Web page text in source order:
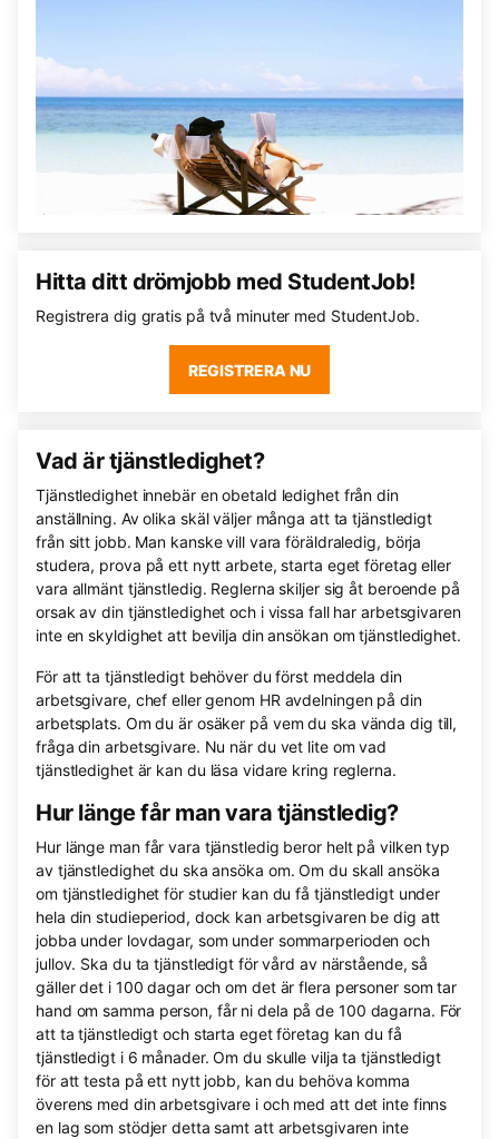
Hitta ditt drömjobb med StudentJob!
Registrera dig gratis på två minuter med StudentJob.
REGISTRERA NU
Vad är tjänstledighet?
Tjänstledighet innebär en obetald ledighet från din
anställning. Av olika skäl väljer många att ta tjänstledigt
från sitt jobb. Man kanske vill vara föräldraledig, börja
studera, prova på ett nytt arbete, starta eget företag eller
vara allmänt tjänstledig. Reglerna skiljer sig åt beroende på
orsak av din tjänstledighet och i vissa fall har arbetsgivaren
inte en skyldighet att bevilja din ansökan om tjänstledighet.
För att ta tjänstledigt behöver du först meddela din
arbetsgivare, chef eller genom HR avdelningen på din
arbetsplats. Om du är osäker på vem du ska vända dig till,
fråga din arbetsgivare. Nu när du vet lite om vad
tjänstledighet är kan du läsa vidare kring reglerna.
Hur länge får man vara tjänstledig?
Hur länge man får vara tjänstledig beror helt på vilken typ
av tjänstledighet du ska ansöka om. Om du skall ansöka
om tjänstledighet för studier kan du få tjänstledigt under
hela din studieperiod, dock kan arbetsgivaren be dig att
jobba under lovdagar, som under sommarperioden och
jullov. Ska du ta tjänstledigt för vård av närstående, så
gäller det i 100 dagar och om det är flera personer som tar
hand om samma person, får ni dela på de 100 dagarna. För
att ta tjänstledigt och starta eget företag kan du få
tjänstledigt i 6 månader. Om du skulle vilja ta tjänstledigt
för att testa på ett nytt jobb, kan du behöva komma
överens med din arbetsgivare i och med att det inte finns
en lag som stödjer detta samt att arbetsgivaren inte